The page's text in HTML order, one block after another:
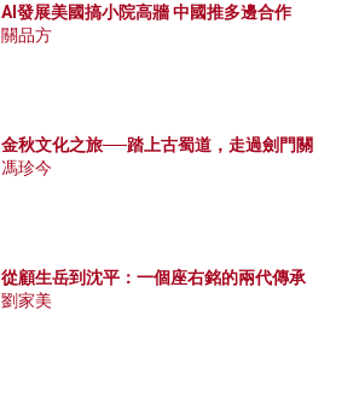
AI發展美國搞小院高牆 中國推多邊合作
關品方
金秋文化之旅──踏上古蜀道，走過劍門關
馮珍今
從顧生岳到沈平：一個座右銘的兩代傳承
劉家美